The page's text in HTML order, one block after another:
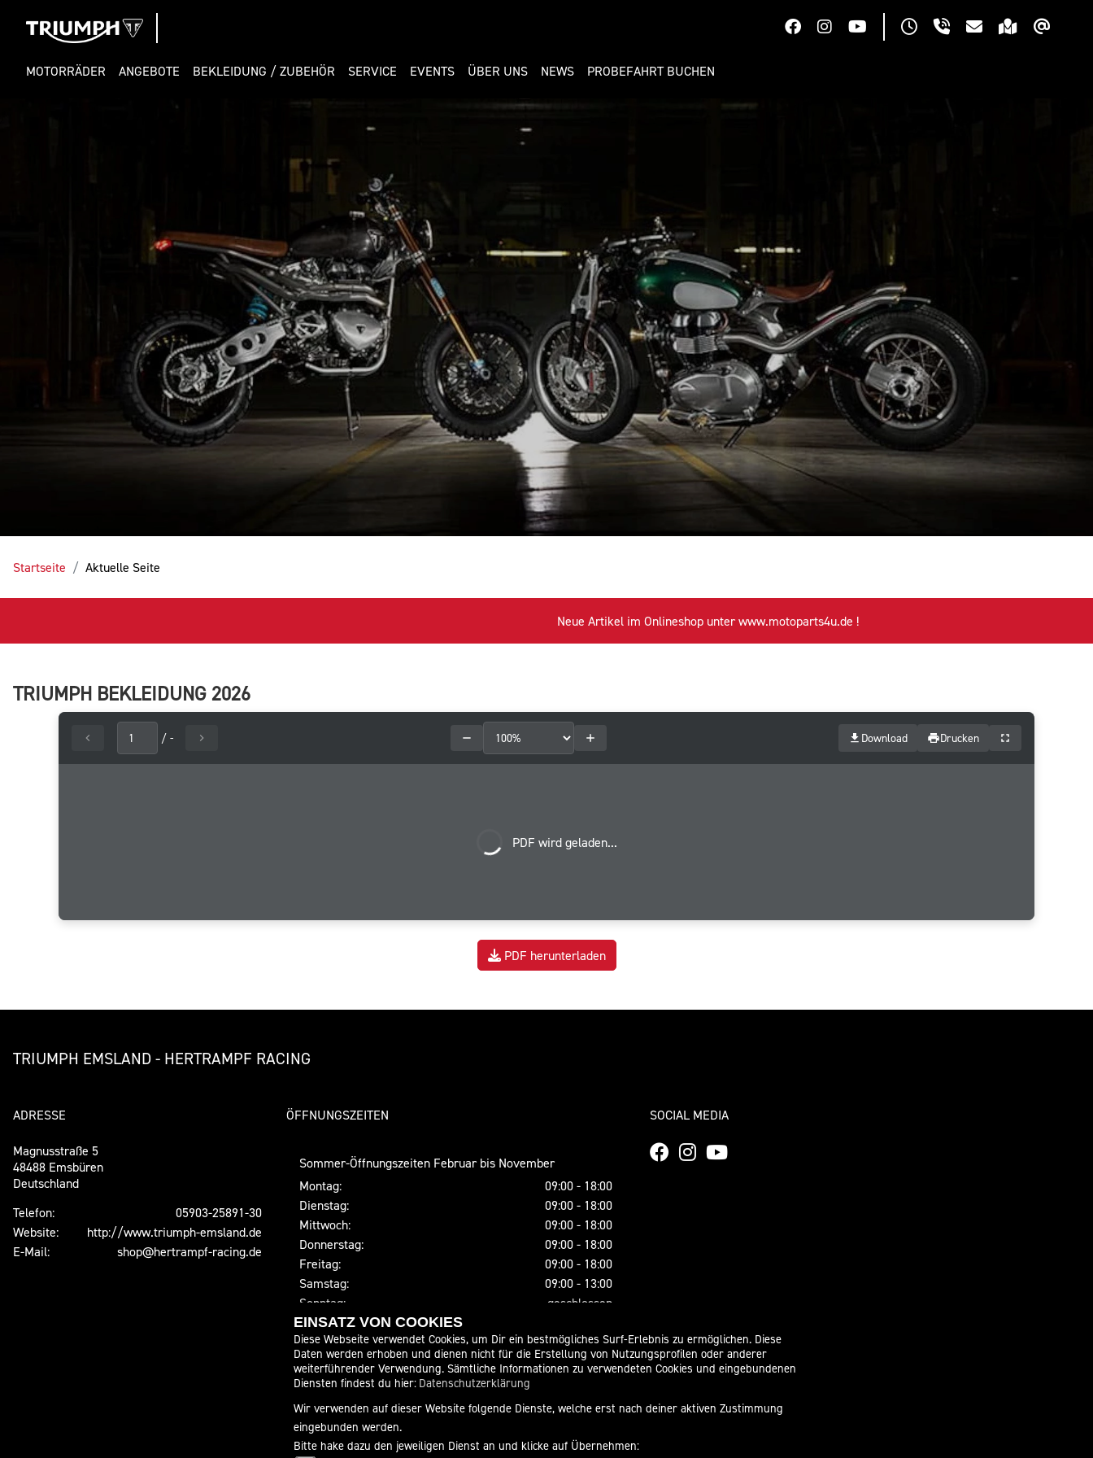
MOTORRÄDER ANGEBOTE BEKLEIDUNG / ZUBEHÖR SERVICE EVENTS ÜBER UNS NEWS PROBEFAHRT BUCHEN
Startseite Aktuelle Seite
Neue Artikel im Onlineshop unter www.motoparts4u.de !
TRIUMPH BEKLEIDUNG 2026
/ - Download Drucken
PDF wird geladen...
PDF herunterladen
TRIUMPH EMSLAND - HERTRAMPF RACING
ADRESSE
Magnusstraße 5
48488 Emsbüren
Deutschland
Telefon:
05903-25891-30
Website:
http://www.triumph-emsland.de
E-Mail:
shop@hertrampf-racing.de
ÖFFNUNGSZEITEN
Sommer-Öffnungszeiten Februar bis November
Montag:
09:00 - 18:00
Dienstag:
09:00 - 18:00
Mittwoch:
09:00 - 18:00
Donnerstag:
09:00 - 18:00
Freitag:
09:00 - 18:00
Samstag:
09:00 - 13:00
Sonntag:
geschlossen
Winter-Öffnungszeiten Dezember und Januar
Montag:
09:00 - 17:00
Dienstag:
09:00 - 17:00
Mittwoch:
Donnerstag:
09:00 - 17:00
Freitag:
Samstag:
09:00 - 13:00
SOCIAL MEDIA
EINSATZ VON COOKIES
Diese Webseite verwendet Cookies, um Dir ein bestmögliches Surf-Erlebnis zu ermöglichen. Diese
Daten werden erhoben und dienen nicht für die Erstellung von Nutzungsprofilen oder anderer
weiterführender Verwendung. Sämtliche Informationen zu verwendeten Cookies und eingebundenen
Diensten findest du hier: Datenschutzerklärung
Wir verwenden auf dieser Website folgende Dienste, welche erst nach deiner aktiven Zustimmung
eingebunden werden.
Bitte hake dazu den jeweiligen Dienst an und klicke auf Übernehmen: